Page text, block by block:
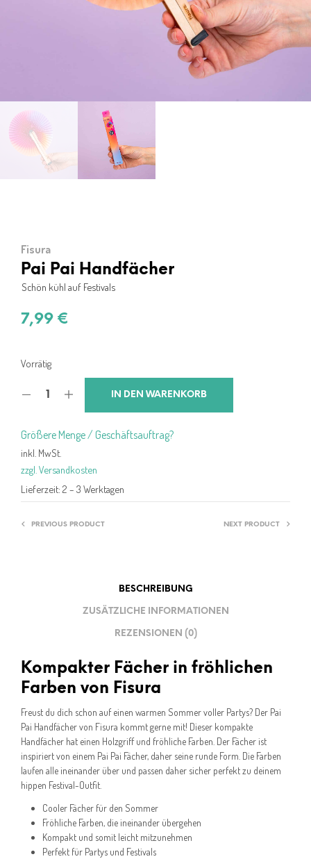
Fisura
Pai Pai Handfächer
Schön kühl auf Festivals
7,99 €
Vorrätig
IN DEN WARENKORB
Größere Menge / Geschäftsauftrag?
inkl. MwSt.
zzgl. Versandkosten
Lieferzeit: 2 – 3 Werktagen
PREVIOUS PRODUCT NEXT PRODUCT
BESCHREIBUNG
ZUSÄTZLICHE INFORMATIONEN
REZENSIONEN (0)
Kompakter Fächer in fröhlichen
Farben von Fisura
Freust du dich schon auf einen warmen Sommer voller Partys? Der Pai
Pai Handfächer von Fisura kommt gerne mit! Dieser kompakte
Handfächer hat einen Holzgriff und fröhliche Farben. Der Fächer ist
inspiriert von einem Pai Pai Fächer, daher seine runde Form. Die Farben
laufen alle ineinander über und passen daher sicher perfekt zu deinem
hippen Festival-Outfit.
Cooler Fächer für den Sommer
Fröhliche Farben, die ineinander übergehen
Kompakt und somit leicht mitzunehmen
Perfekt für Partys und Festivals